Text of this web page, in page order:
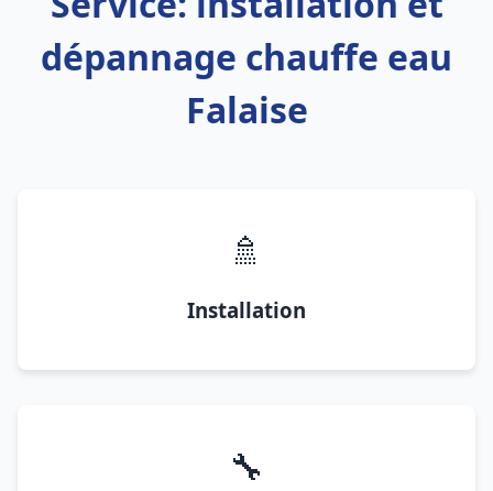
dépannage chauffe eau
Falaise
🚿
Installation
🔧